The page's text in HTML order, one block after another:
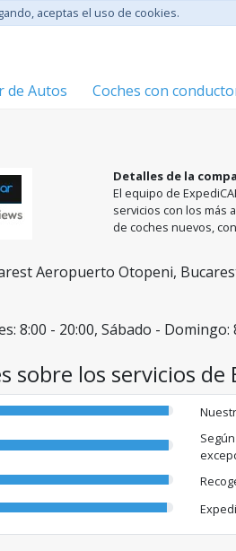
aceptas el uso de cookies.
de Autos Coches con
Detalles de la
El equipo de
servicios con los más
de coches nuevos,
Aeropuerto Otopeni,
8:00 - 20:00, Sábado - Domingo:
sobre los servicios de